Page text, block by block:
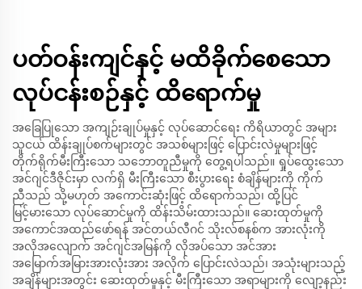
ပတ်ဝန်းကျင်နှင့် မထိခိုက်စေသော
လုပ်ငန်းစဉ်နှင့် ထိရောက်မှု
အခြေပြုသော အကျဉ်းချုပ်မှုနှင့် လုပ်ဆောင်ရေး ကိရိယာတွင် အများ
သူငယ် ထိန်းချုပ်စက်များတွင် အသစ်များဖြင့် ပြောင်းလဲမှုများဖြင့်
တိုက်ရိုက်မီးကြီးသော သဘောတူညီမှုကို တွေ့ရပါသည်။ ရှုပ်ထွေးသော
အင်ဂျင်ဒီဇိုင်းမှာ လက်ရှိ မီးကြီးသော စီးပွားရေး စံချိန်များကို ကိုက်
ညီသည် သို့မဟုတ် အကောင်းဆုံးဖြင့် ထိရောက်သည်၊ ထို့ပြင်
မြင့်မားသော လုပ်ဆောင်မှုကို ထိန်းသိမ်းထားသည်။ ဆေးထုတ်မှုကို
အကောင်အထည်ဖော်ရန် အင်တယ်လီဂင် သိုးလ်စနစ်က အားလုံးကို
အလိုအလျောက် အင်ဂျင်အမြန်ကို လိုအပ်သော အင်အား
အမြောက်အမြားအားလုံးအား အလိုက် ပြောင်းလဲသည်၊ အသုံးများသည့်
အချိန်များအတွင်း ဆေးထုတ်မှုနှင့် မီးကြီးသော အရာများကို လျော့နည်း